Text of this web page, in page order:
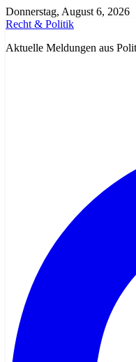
Zum
Inhalt
Donnerstag, August 6, 2026
Recht & Politik
Aktuelle Meldungen aus